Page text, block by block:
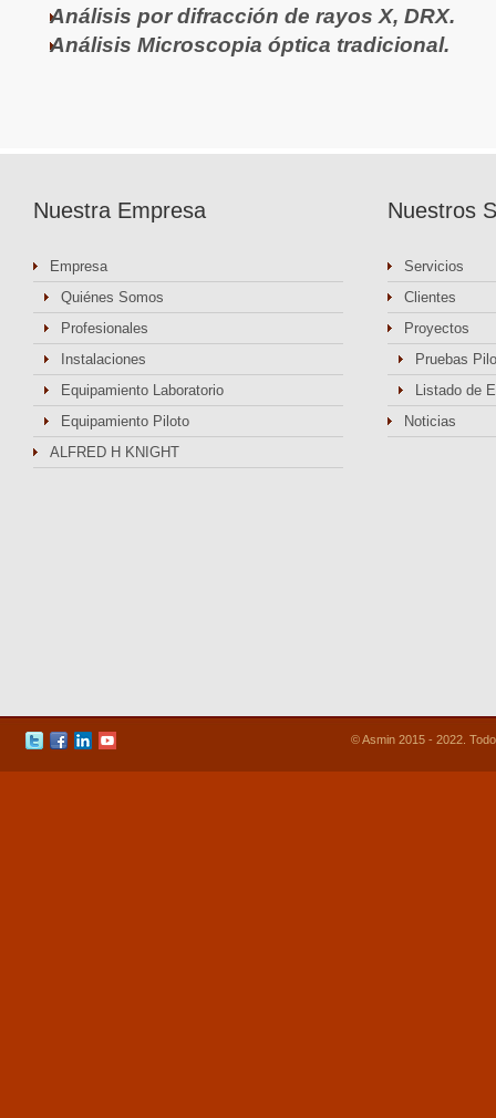
Análisis por difracción de rayos X, DRX.
Análisis Microscopia óptica tradicional.
Nuestra Empresa
Empresa
Quiénes Somos
Profesionales
Instalaciones
Equipamiento Laboratorio
Equipamiento Piloto
ALFRED H KNIGHT
Nuestros
Servicios
Clientes
Proyectos
Pruebas
Listado de
Noticias
© Asmin 2015 - 2022.